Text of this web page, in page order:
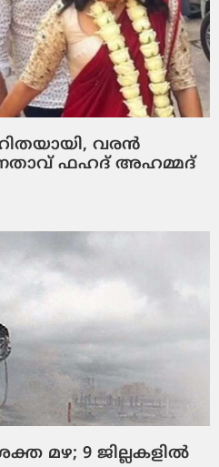
വരന്‍
നേതാവ് ഫഹദ് അഹമ്മദ്
മഴ; 9 ജില്ലകളില്‍